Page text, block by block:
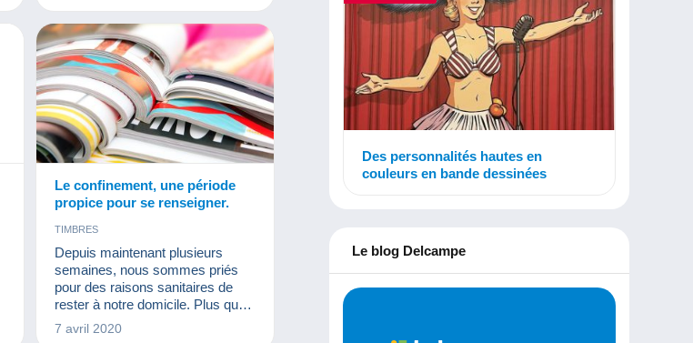
Le confinement, une période
propice pour se renseigner.
TIMBRES
Depuis maintenant plusieurs
semaines, nous sommes priés
pour des raisons sanitaires de
rester à notre domicile. Plus que
jamais, il est important de prendre
7 avril 2020
Des personnalités hautes en
couleurs en bande dessinées
Le blog Delcampe